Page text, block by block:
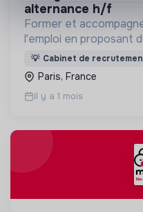
alternance h/f
Former et
l'emploi en proposant
de CDI dans des
💡 Cabinet de
Paris, France
Il y a 1 mois